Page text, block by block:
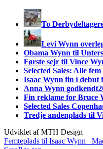
To
Levi Wynn
Obama Wynn til
Første sejr til Vince
Selected Sales: Alle
Isaac Wynn fin i debut
Anna Wynn godkendt
Fin reklame for Bruce
Selected Sales
Tredje andenplads til
Udviklet af MTH Design
Femteplads til Isaac Wynn